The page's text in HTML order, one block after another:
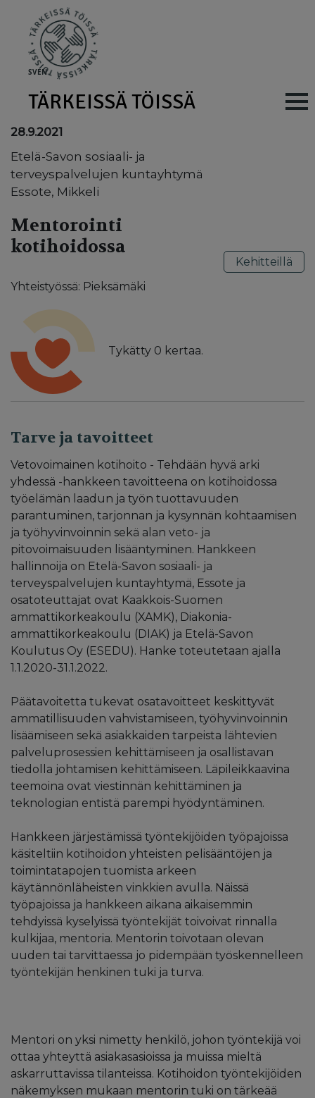
SVEN
TÄRKEISSÄ TÖISSÄ Main
28.9.2021
Etelä-Savon sosiaali- ja
terveyspalvelujen kuntayhtymä
Essote, Mikkeli
Mentorointi
kotihoidossa
Yhteistyössä: Pieksämäki
Tykätty 0 kertaa.
Kehitteillä
Tarve ja tavoitteet
Vetovoimainen kotihoito - Tehdään hyvä arki
yhdessä -hankkeen tavoitteena on kotihoidossa
työelämän laadun ja työn tuottavuuden
parantuminen, tarjonnan ja kysynnän kohtaamisen
ja työhyvinvoinnin sekä alan veto- ja
pitovoimaisuuden lisääntyminen. Hankkeen
hallinnoija on Etelä-Savon sosiaali- ja
terveyspalvelujen kuntayhtymä, Essote ja
osatoteuttajat ovat Kaakkois-Suomen
ammattikorkeakoulu (XAMK), Diakonia-
ammattikorkeakoulu (DIAK) ja Etelä-Savon
Koulutus Oy (ESEDU). Hanke toteutetaan ajalla
1.1.2020-31.1.2022.
Päätavoitetta tukevat osatavoitteet keskittyvät
ammatillisuuden vahvistamiseen, työhyvinvoinnin
lisäämiseen sekä asiakkaiden tarpeista lähtevien
palveluprosessien kehittämiseen ja osallistavan
tiedolla johtamisen kehittämiseen. Läpileikkaavina
teemoina ovat viestinnän kehittäminen ja
teknologian entistä parempi hyödyntäminen.
Hankkeen järjestämissä työntekijöiden työpajoissa
käsiteltiin kotihoidon yhteisten pelisääntöjen ja
toimintatapojen tuomista arkeen
käytännönläheisten vinkkien avulla. Näissä
työpajoissa ja hankkeen aikana aikaisemmin
tehdyissä kyselyissä työntekijät toivoivat rinnalla
kulkijaa, mentoria. Mentorin toivotaan olevan
uuden tai tarvittaessa jo pidempään työskennelleen
työntekijän henkinen tuki ja turva.
Mentori on yksi nimetty henkilö, johon työntekijä voi
ottaa yhteyttä asiakasasioissa ja muissa mieltä
askarruttavissa tilanteissa. ​Kotihoidon työntekijöiden
näkemyksen mukaan mentorin tuki on tärkeää